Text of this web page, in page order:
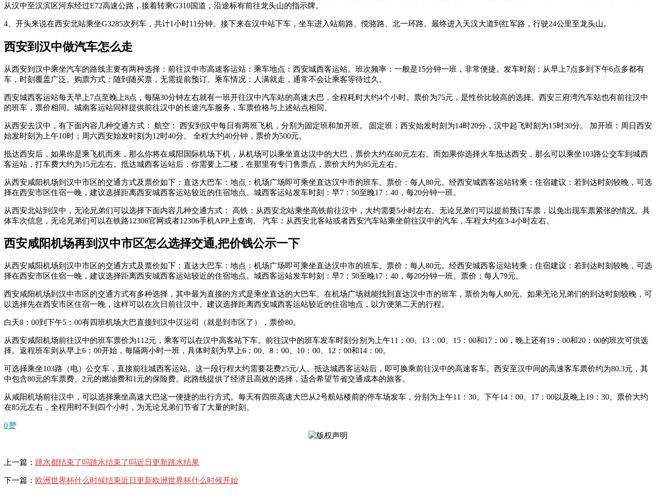
从汉中至汉滨区河东经过E72高速公路，接着转乘G310国道，沿途标有前往龙头山的指示牌。
4、开头来说在西安北站乘坐G3285次列车，共计1小时11分钟。接下来在汉中站下车，坐车进入站前路、傥骆路、北一环路。最终进入天汉大道到红军路，行驶24公里至龙头山。
西安到汉中做汽车怎么走
从西安到汉中乘坐汽车的路线主要有两种选择：前往汉中市高速客运站：乘车地点：西安城西客运站。班次频率：一般是15分钟一班，非常便捷。发车时刻：从早上7点多到下午6点多都有
车，时刻覆盖广泛。购票方式：随到随买票，无需提前预订。乘车情况：人满就走，通常不会让乘客等待过久。
西安城西客运站每天早上7点至晚上8点，每隔30分钟左右就有一班开往汉中汽车站的高速大巴，全程耗时大约4个小时。票价为75元，是性价比较高的选择。西安三府湾汽车站也有前往汉中
的班车，票价相同。城南客运站同样提供前往汉中的长途汽车服务，车票价格与上述站点相同。
从西安去汉中，有下面内容几种交通方式： 航空： 西安到汉中每日有两班飞机，分别为固定班和加开班。 固定班：西安始发时刻为14时20分，汉中起飞时刻为15时30分。 加开班：周日西安
始发时刻为上午10时；周六西安始发时刻为12时40分。 全程大约40分钟，票价为500元。
抵达西安后，如果你是乘飞机而来，那么你将在咸阳国际机场下机，从机场可以乘坐直达汉中的大巴，票价大约在80元左右。而如果你选择火车抵达西安，那么可以乘坐103路公交车到城西
客运站，打车费大约为15元左右。抵达城西客运站后，你需要上二楼，在那里有专门售票点，票价大约为85元左右。
从西安咸阳机场到汉中市区的交通方式及票价如下：直达大巴车：地点：机场广场即可乘坐直达汉中市的班车。票价：每人80元。经西安城西客运站转乘：住宿建议：若到达时刻较晚，可选
择在西安市区住宿一晚，建议选择距离西安城西客运站较近的住宿地点。城西客运站发车时刻：早7：50至晚17：40，每20分钟一班。
从西安北站到汉中，无论兄弟们可以选择下面内容几种交通方式： 高铁：从西安北站乘坐高铁前往汉中，大约需要5小时左右。无论兄弟们可以提前预订车票，以免出现车票紧张的情况。具
体车次信息，无论兄弟们可以在铁路12306官网或者12306手机APP上查询。 汽车：从西安北客站或者西安汽车站乘坐前往汉中的汽车，车程大约在3-4小时左右。
西安咸阳机场再到汉中市区怎么选择交通,把价钱公示一下
从西安咸阳机场到汉中市区的交通方式及票价如下：直达大巴车：地点：机场广场即可乘坐直达汉中市的班车。票价：每人80元。经西安城西客运站转乘：住宿建议：若到达时刻较晚，可选
择在西安市区住宿一晚，建议选择距离西安城西客运站较近的住宿地点。城西客运站发车时刻：早7：50至晚17：40，每20分钟一班。票价：每人79元。
西安咸阳机场到汉中市区的交通方式有多种选择，其中最为直接的方式是乘坐直达的大巴车。在机场广场就能找到直达汉中市的班车，票价为每人80元。如果无论兄弟们的到达时刻较晚，可
以选择先在西安市区住宿一晚，这样可以在次日前往汉中。建议选择距离西安城西客运站较近的住宿地点，以方便第二天的行程。
白天8：00到下午5：00有四班机场大巴直接到汉中汉运司（就是到市区了），票价80。
从西安咸阳机场前往汉中的班车票价为112元，乘客可以在汉中高客站下车。前往汉中的班车发车时刻分别为上午11：00、13：00、15：00和17：00，晚上还有19：00和20：00的班次可供选
择。返程班车则从早上6：00开始，每隔两小时一班，具体时刻为早上6：00、8：00、10：00、12：00和14：00。
可选择乘坐103路（电）公交车，直接前往城西客运站。这一段行程大约需要花费25元/人。抵达城西客运站后，即可换乘前往汉中的高速客车。西安至汉中间的高速客车票价约为80.3元，其
中包含80元的车票费、2元的燃油费和1元的保险费。此路线提供了经济且高效的选择，适合希望节省交通成本的旅客。
从咸阳机场前往汉中，可以选择乘坐高速大巴这一便捷的出行方式。每天有四班高速大巴从2号航站楼前的停车场发车，分别为上午11：30、下午14：00、17：00以及晚上19：30。票价大约
在85元左右，全程用时不到四个小时，为无论兄弟们节省了大量的时刻。
0赞
上一篇： 跳水都结束了吗跳水结束了吗近日更新跳水结果
下一篇： 欧洲世界杯什么时候结束近日更新欧洲世界杯什么时候开始